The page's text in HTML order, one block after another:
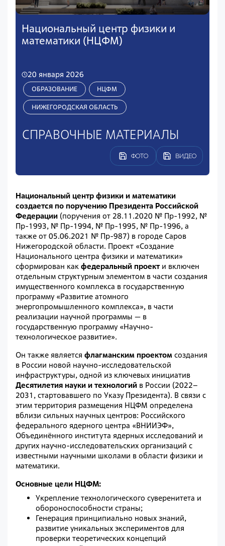
Национальный центр физики и
математики (НЦФМ)
20 января 2026
ОБРАЗОВАНИЕ НЦФМ
НИЖЕГОРОДСКАЯ ОБЛАСТЬ
СПРАВОЧНЫЕ МАТЕРИАЛЫ
ФОТО ВИДЕО
Национальный центр физики и математики
создается по поручению Президента Российской
Федерации (поручения от 28.11.2020 № Пр-1992, №
Пр-1993, № Пр-1994, № Пр-1995, № Пр-1996, а
также от 05.06.2021 № Пр-987) в городе Саров
Нижегородской области. Проект «Создание
Национального центра физики и математики»
сформирован как федеральный проекти включен
отдельным структурным элементом в части создания
имущественного комплекса в государственную
программу «Развитие атомного
энергопромышленного комплекса», в части
реализации научной программы — в
государственную программу «Научно-
технологическое развитие».
Он также является ​ флагманским проектом создания
в России новой научно-исследовательской
инфраструктуры, одной из ключевых инициатив
Десятилетия науки и технологий в России (2022–
2031, стартовавшего по Указу Президента). В связи с
этим территория размещения НЦФМ определена
вблизи сильных научных центров: Российского
федерального ядерного центра «ВНИИЭФ»,
Объединённого института ядерных исследований и
других научно-исследовательских организаций с
известными научными школами в области физики и
математики.
Основные цели НЦФМ:
Укрепление технологического суверенитета и
обороноспособности страны;
Генерация принципиально новых знаний,
развитие уникальных экспериментов для
проверки теоретических концепций